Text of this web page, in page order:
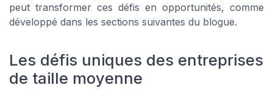
peut transformer ces défis en opportunités, comme
développé dans les sections suivantes du blogue.
Les défis uniques des entreprises
de taille moyenne